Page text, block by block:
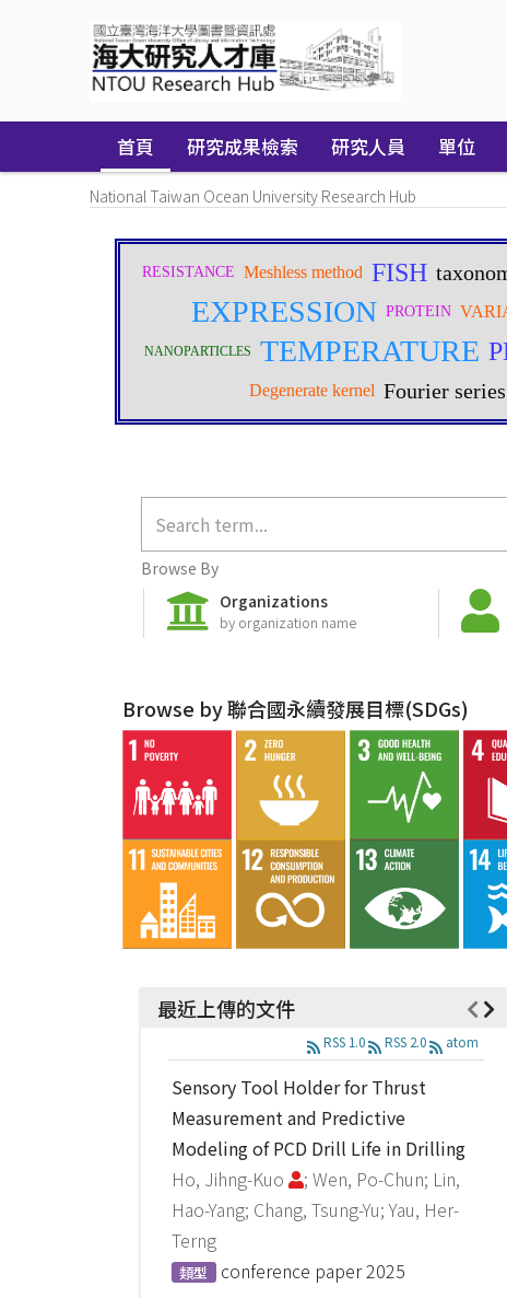
首頁 研究成果檢索 研究人員 單位
National Taiwan Ocean University Research Hub
Browse By
Organizations
by organization name
Browse by 聯合國永續發展目標(SDGs)
最近上傳的文件
RSS 1.0 RSS 2.0 atom
Sensory Tool Holder for Thrust
Measurement and Predictive
Modeling of PCD Drill Life in Drilling
Ho, Jihng-Kuo
; Wen, Po-Chun; Lin,
Hao-Yang; Chang, Tsung-Yu; Yau, Her-
Terng
類型 conference paper2025